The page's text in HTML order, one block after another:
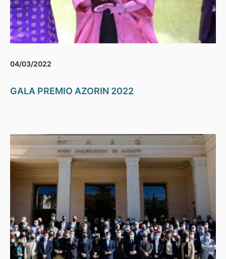
04/03/2022
GALA PREMIO AZORIN 2022